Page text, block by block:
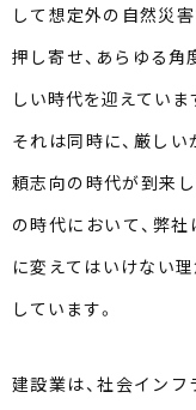
して想定外の自然災
押し寄せ、あらゆる角
しい時代を迎えていま
それは同時に、厳し
頼志向の時代が到来
の時代において、弊
に変えてはいけない
しています。
建設業は、社会インフ